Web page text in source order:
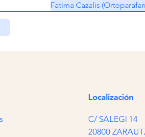
Fatima Cazalis
Localización
C/ SALEGI 14
20800